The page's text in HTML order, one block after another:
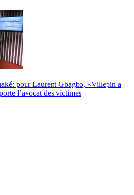
pour Laurent Gbagbo, «Villepin a
l’avocat des victimes